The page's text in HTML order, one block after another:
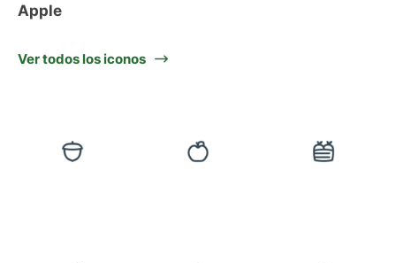
Apple
Ver todos los iconos